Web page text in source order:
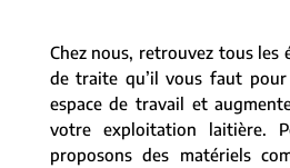
Chez nous, retrouvez tous les
de traite qu’il vous faut
espace de travail et
votre exploitation laitière.
proposons des matériels